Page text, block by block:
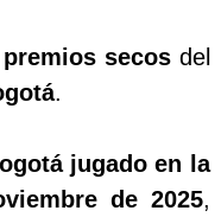
secosdel
.
jugado en la
de 2025,